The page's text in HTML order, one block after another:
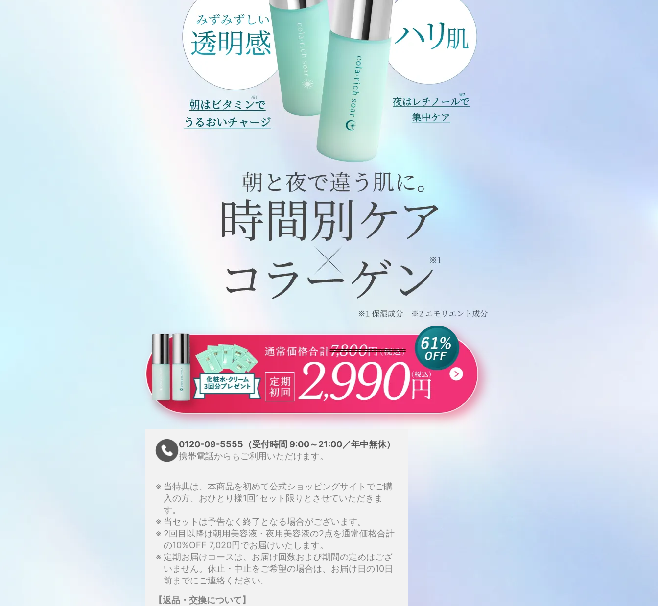
0120-09-5555 （受付時間 9:00～21:00／年中無休）
携帯電話からもご利用いただけます。
※ 当特典は、本商品を初めて公式ショッピングサイトでご購
入の方、おひとり様1回1セット限りとさせていただきま
す。
※ 当セットは予告なく終了となる場合がございます。
※ 2回目以降は朝用美容液・夜用美容液の2点を通常価格合計
の10%OFF 7,020円でお届けいたします。
※ 定期お届けコースは、お届け回数および期間の定めはござ
いません。休止・中止をご希望の場合は、お届け日の10日
前までにご連絡ください。
【返品・交換について】